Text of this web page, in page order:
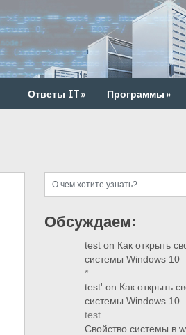
Ответы IT» Программы»
Обсуждаем:
test on Как открыть
системы Windows 10
*
test' on Как открыть
системы Windows 10
test
Свойство системы в